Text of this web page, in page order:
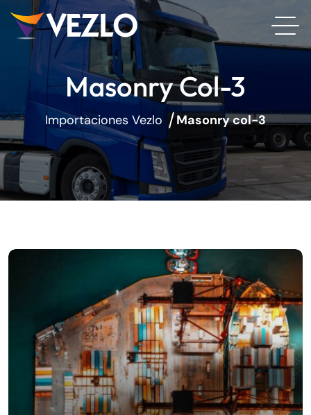
Masonry Col-3
Importaciones Vezlo Masonry col-3